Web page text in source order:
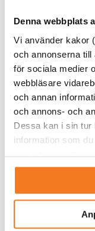
Denna webbplats
Vi använder kakor
och annonserna till
för sociala medier
webbläsare
och annan
och annons- och
Dessa kan i sin tur
information som
samlat in när du
fått avslag på ett
Energimyndigheten.
Vi har
det måste
marknad.
behöver
Följer utvecklingen
Beslutet innebär
företaget ska
man kommer även
miljötillstånd,